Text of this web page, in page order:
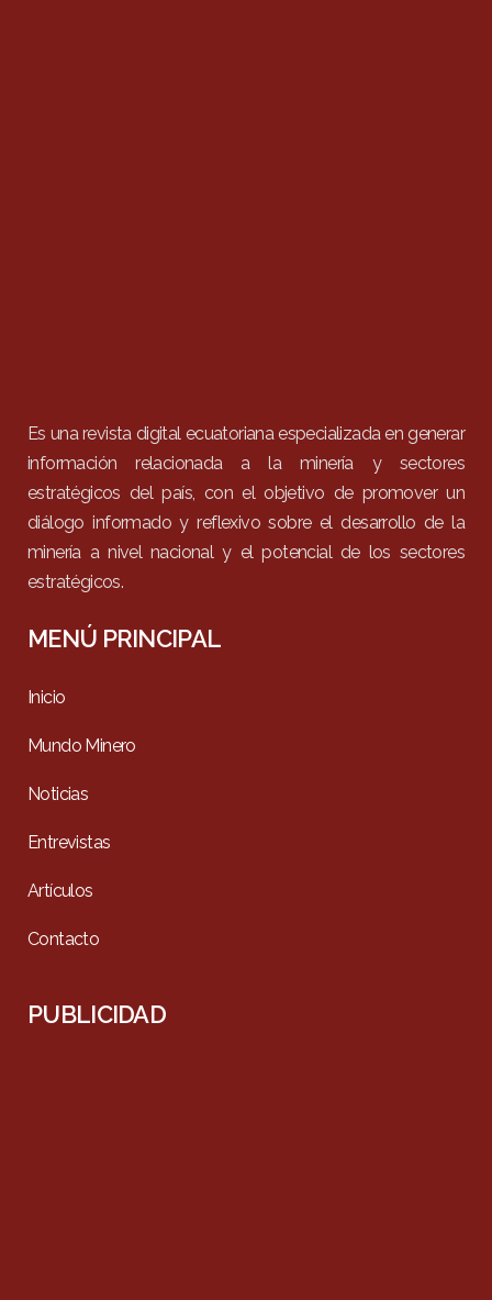
Es una revista digital ecuatoriana especializada en generar
información relacionada a la minería y sectores
estratégicos del país, con el objetivo de promover un
diálogo informado y reflexivo sobre el desarrollo de la
minería a nivel nacional y el potencial de los sectores
estratégicos.
MENÚ PRINCIPAL
Inicio
Mundo Minero
Noticias
Entrevistas
Artículos
Contacto
PUBLICIDAD